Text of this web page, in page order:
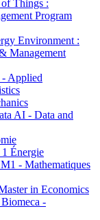
Things :
Program
Environment :
Management
Applied
AI - Data and
Énergie
- Mathematiques
in Economics
-